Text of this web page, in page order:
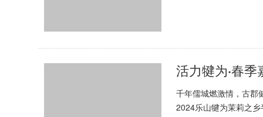
活力犍为·春
千年儒城燃激情，古郡
2024乐山犍为茉莉之